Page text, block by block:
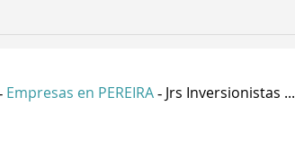
Empresas en PEREIRA - Jrs Inversionistas ...